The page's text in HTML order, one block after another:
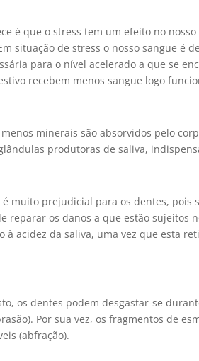
é que o stress tem um efeito no
situação de stress o nosso sangue é
para o nível acelerado a que se
recebem menos sangue logo
minerais são absorvidos pelo
produtoras de saliva,
é muito prejudicial para os dentes, pois
reparar os danos a que estão sujeitos
à acidez da saliva, uma vez que esta
os dentes podem desgastar-se
Por sua vez, os fragmentos de
(abfração).